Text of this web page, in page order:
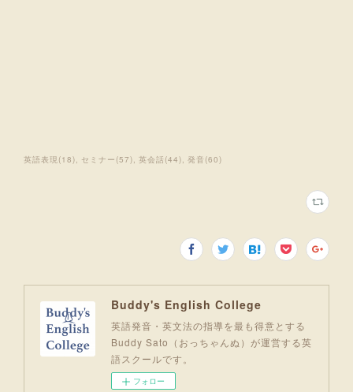
英語表現 (18) セミナー (57) 英会話(44) 発音(60)
Buddy's English College
英語発音・英文法の指導を最も得意とする
Buddy Sato（おっちゃんぬ）が運営する英
語スクールです。
フォロー